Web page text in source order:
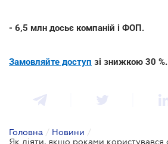
- 6,5 млн досьє компаній і ФОП.
Замовляйте доступ зі знижкою 30 %.
Головна / Новини /